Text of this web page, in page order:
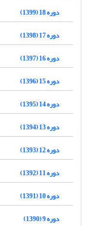
دوره 18 (1399)
دوره 17 (1398)
دوره 16 (1397)
دوره 15 (1396)
دوره 14 (1395)
دوره 13 (1394)
دوره 12 (1393)
دوره 11 (1392)
دوره 10 (1391)
دوره 9 (1390)